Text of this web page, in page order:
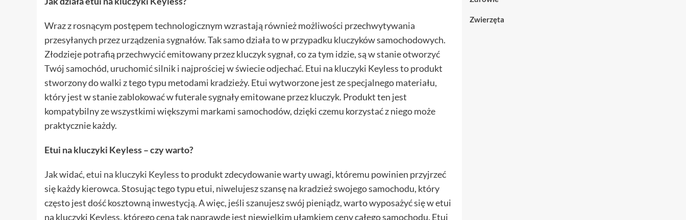
Wraz z rosnącym postępem technologicznym wzrastają również możliwości przechwytywania
przesyłanych przez urządzenia sygnałów. Tak samo działa to w przypadku kluczyków samochodowych.
Złodzieje potrafią przechwycić emitowany przez kluczyk sygnał, co za tym idzie, są w stanie otworzyć
Twój samochód, uruchomić silnik i najprościej w świecie odjechać. Etui na kluczyki Keyless to produkt
stworzony do walki z tego typu metodami kradzieży. Etui wytworzone jest ze specjalnego materiału,
który jest w stanie zablokować w futerale sygnały emitowane przez kluczyk. Produkt ten jest
kompatybilny ze wszystkimi większymi markami samochodów, dzięki czemu korzystać z niego może
praktycznie każdy.
Etui na kluczyki Keyless – czy warto?
Jak widać,etui na kluczyki Keylessto produkt zdecydowanie warty uwagi, któremu powinien przyjrzeć
się każdy kierowca. Stosując tego typu etui, niwelujesz szansę na kradzież swojego samochodu, który
często jest dość kosztowną inwestycją. A więc, jeśli szanujesz swój pieniądz, warto wyposażyć się w etui
na kluczyki Keyless, którego cena tak naprawdę jest niewielkim ułamkiem ceny całego samochodu. Etui
Zwierzęta